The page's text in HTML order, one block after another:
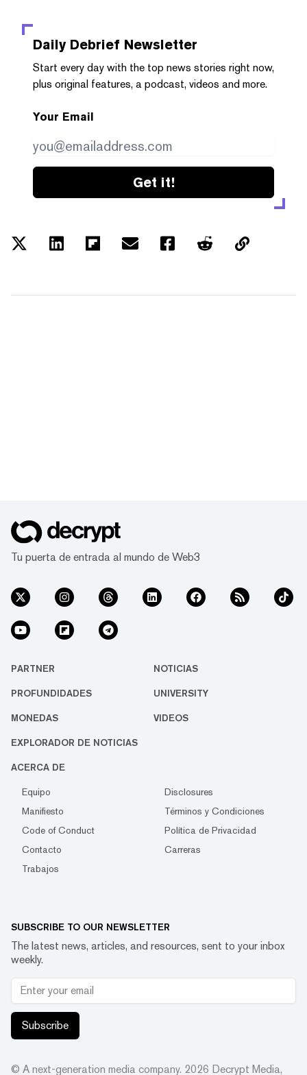
Daily Debrief Newsletter
Start every day with the top news stories right now,
plus original features, a podcast, videos and more.
Your Email
Get it!
Tu puerta de entrada al mundo de Web3
PARTNER NOTICIAS
PROFUNDIDADES UNIVERSITY
MONEDAS VIDEOS
EXPLORADOR DE NOTICIAS
ACERCA DE
Equipo
Disclosures
Manifiesto
Términos y Condiciones
Code of Conduct
Política de Privacidad
Contacto
Carreras
Trabajos
SUBSCRIBE TO OUR NEWSLETTER
The latest news, articles, and resources, sent to your inbox
weekly.
Subscribe
© A next-generation media company. 2026 Decrypt Media,